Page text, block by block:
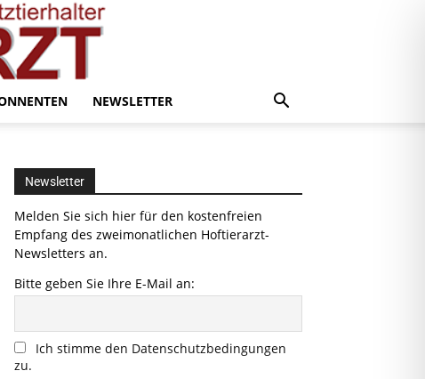
NEWSLETTER
Newsletter
Melden Sie sich hier für den kostenfreien
Empfang des zweimonatlichen Hoftierarzt-
Newsletters an.
Bitte geben Sie Ihre E-Mail an:
Ich stimme den Datenschutzbedingungen
zu.